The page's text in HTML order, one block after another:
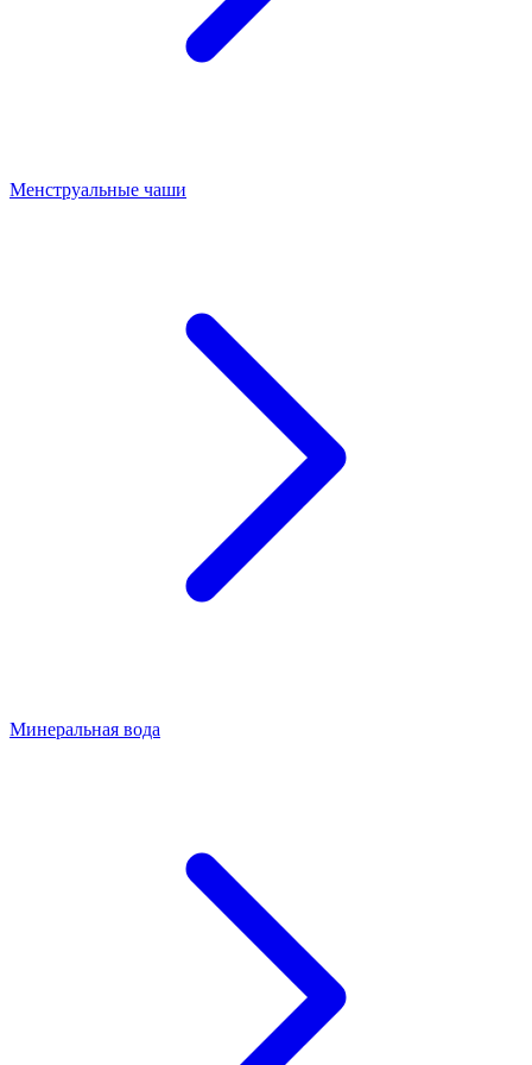
Менструальные чаши
Минеральная вода